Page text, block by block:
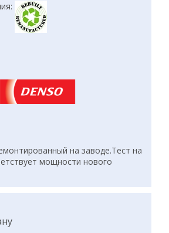
на заводе.Тест на
мощности нового